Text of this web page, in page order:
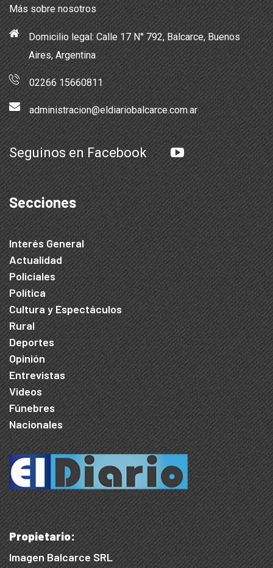
Más sobre nosotros
Domicilio legal: Calle 17 N° 792, Balcarce, Buenos
Aires, Argentina
02266 15660811
administracion@eldiariobalcarce.com.ar
Seguinos en Facebook
Secciones
Interés General
Actualidad
Policiales
Política
Cultura y Espectáculos
Rural
Deportes
Opinión
Entrevistas
Videos
Fúnebres
Nacionales
Propietario:
Imagen Balcarce SRL